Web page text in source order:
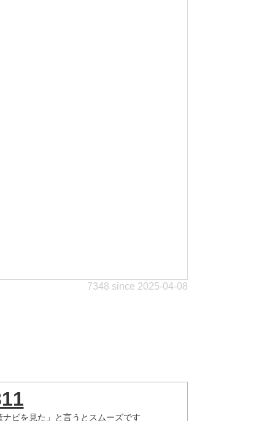
7348 since 2025-04-08
ビを見た」と言うとスムーズです